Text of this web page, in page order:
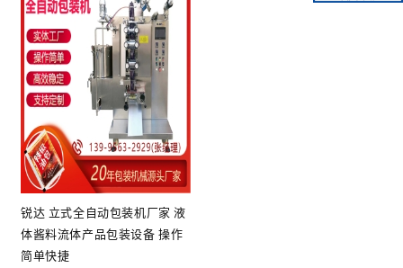
锐达 立式全自动包装机厂家 液
体酱料流体产品包装设备 操作
简单快捷